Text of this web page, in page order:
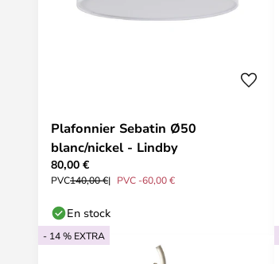
Plafonnier Sebatin Ø50
blanc/nickel - Lindby
80,00 €
PVC140,00 € PVC -60,00 €
En stock
- 14 % EXTRA